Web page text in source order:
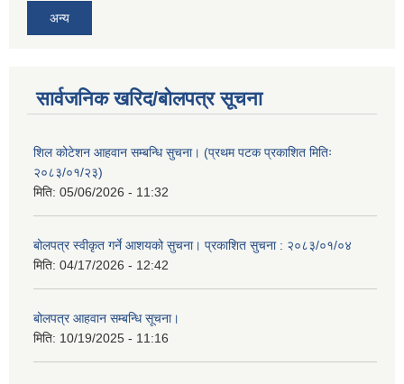
अन्य
सार्वजनिक खरिद/बोलपत्र सूचना
शिल कोटेशन आहवान सम्बन्धि सुचना। (प्रथम पटक प्रकाशित मितिः
२०८३/०१/२३)
मिति: 05/06/2026 - 11:32
बोलपत्र स्वीकृत गर्ने आशयको सुचना। प्रकाशित सुचना : २०८३/०१/०४
मिति: 04/17/2026 - 12:42
बोलपत्र आहवान सम्बन्धि सूचना।
मिति: 10/19/2025 - 11:16